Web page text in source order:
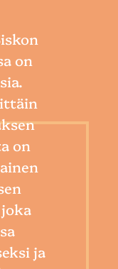
on
on
ja